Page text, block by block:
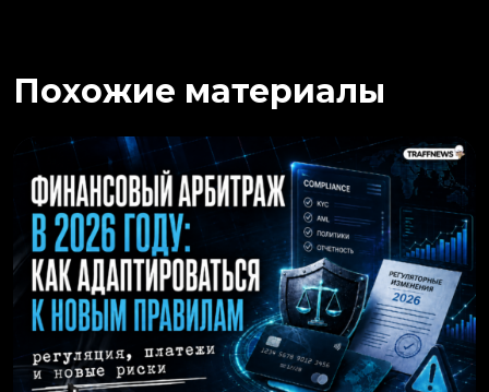
Похожие материалы